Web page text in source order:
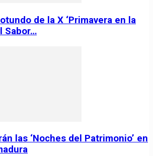
de la X ‘Primavera en la
Sabor…
las ‘Noches del Patrimonio’ en